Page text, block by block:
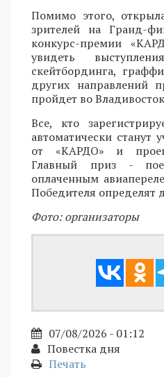
Помимо этого,
зрителей на Гранд-
конкурс-премии
увидеть
скейтбординга,
других направлений
пройдет во
Все, кто
автоматически станут
от «КАРДО» и
Главный приз -
оплаченным
Победителя определят
Фото: организаторы
07/08/2026 - 01:12
Повестка дня
Печать